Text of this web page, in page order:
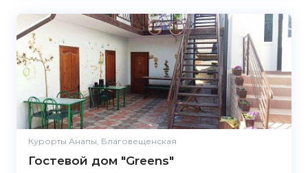
Курорты Анапы, Благовещенская
Гостевой дом "Greens"